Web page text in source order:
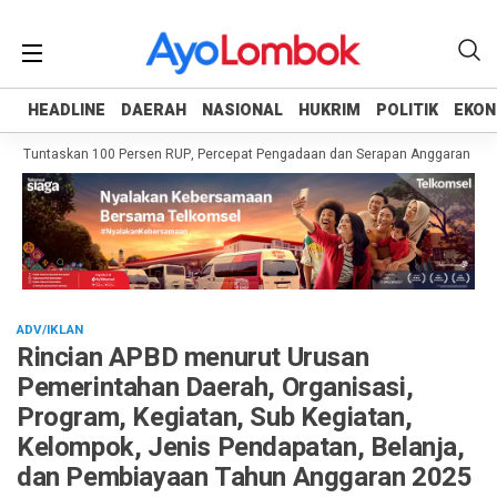
HEADLINE DAERAH NASIONAL HUKRIM POLITIK
HEADLINE DAERAH NASIONAL HUKRIM POLITIK
Tuntaskan 100 Persen RUP, Percepat Pengadaan dan Serapan Anggaran
ADV/IKLAN
Rincian APBD menurut Urusan
Pemerintahan Daerah, Organisasi,
Program, Kegiatan, Sub Kegiatan,
Kelompok, Jenis Pendapatan, Belanja,
dan Pembiayaan Tahun Anggaran 2025